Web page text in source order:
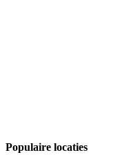
Populaire locaties​​